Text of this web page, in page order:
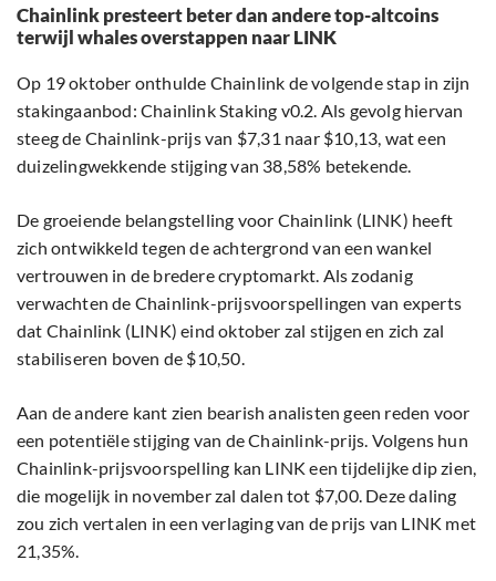
Chainlink presteert beter dan andere top-altcoins
terwijl whales overstappen naar LINK
Op 19 oktober onthulde Chainlink de volgende stap in zijn
stakingaanbod: Chainlink Staking v0.2. Als gevolg hiervan
steeg de Chainlink-prijs van $7,31 naar $10,13, wat een
duizelingwekkende stijging van 38,58% betekende.
De groeiende belangstelling voor Chainlink (LINK) heeft
zich ontwikkeld tegen de achtergrond van een wankel
vertrouwen in de bredere cryptomarkt. Als zodanig
verwachten de Chainlink-prijsvoorspellingen van experts
dat Chainlink (LINK) eind oktober zal stijgen en zich zal
stabiliseren boven de $10,50.
Aan de andere kant zien bearish analisten geen reden voor
een potentiële stijging van de Chainlink-prijs. Volgens hun
Chainlink-prijsvoorspelling kan LINK een tijdelijke dip zien,
die mogelijk in november zal dalen tot $7,00. Deze daling
zou zich vertalen in een verlaging van de prijs van LINK met
21,35%.